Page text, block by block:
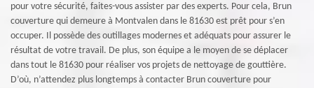
pour votre sécurité, faites-vous assister par des experts. Pour cela, Brun
couverture qui demeure à Montvalen dans le 81630 est prêt pour s’en
occuper. Il possède des outillages modernes et adéquats pour assurer le
résultat de votre travail. De plus, son équipe a le moyen de se déplacer
dans tout le 81630 pour réaliser vos projets de nettoyage de gouttière.
D’où, n’attendez plus longtemps à contacter Brun couverture pour